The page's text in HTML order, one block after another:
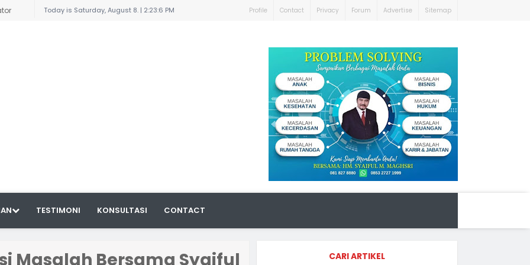
Today is Saturday, August 8. | 2:23:6 PM Profile Contact Privacy Forum Advertise Sitemap
TESTIMONI KONSULTASI CONTACT
Masalah Bersama Syaiful
CARI ARTIKEL